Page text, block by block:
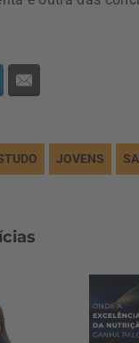
JOVENS